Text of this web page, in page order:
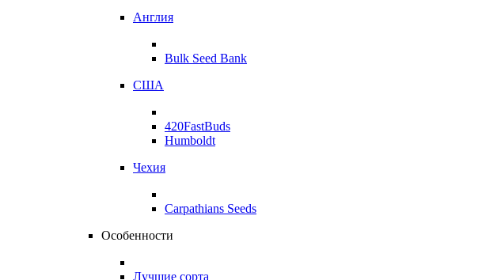
Англия
Bulk Seed Bank
США
420FastBuds
Humboldt
Чехия
Carpathians Seeds
Особенности
Лучшие сорта